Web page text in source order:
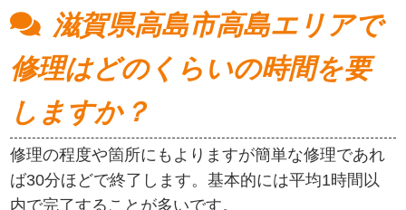
滋賀県高島市高島エリアで
修理はどのくらいの時間を要
しますか？
修理の程度や箇所にもよりますが簡単な修理であれ
ば30分ほどで終了します。基本的には平均1時間以
内で完了することが多いです。